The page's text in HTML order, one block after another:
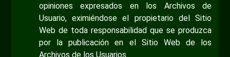
opiniones expresados en los Archivos de
Usuario, eximiéndose el propietario del Sitio
Web de toda responsabilidad que se produzca
por la publicación en el Sitio Web de los
Archivos de los Usuarios.